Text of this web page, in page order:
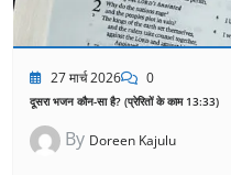
27 मार्च 2026 0
दूसरा भजन कौन-सा है? (प्रेरितों के काम 13:33)
By Doreen Kajulu